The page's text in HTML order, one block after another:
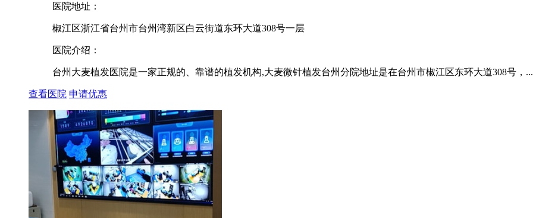
医院地址：
椒江区浙江省台州市台州湾新区白云街道东环大道308号一层
医院介绍：
台州大麦植发医院是一家正规的、靠谱的植发机构,大麦微针植发台州分院地址是在台州市椒江区东环大道308号，...
查看医院 申请优惠